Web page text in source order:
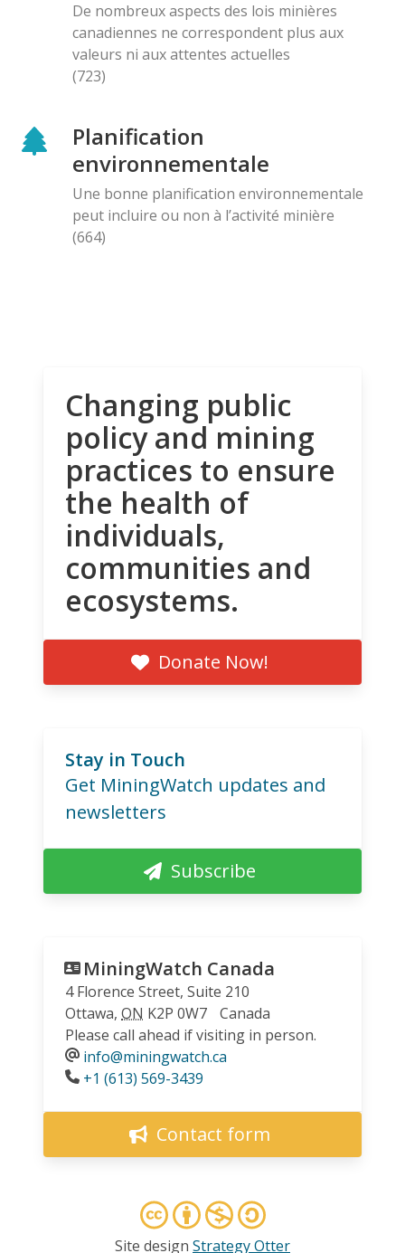
De nombreux aspects des lois minières
canadiennes ne correspondent plus aux
valeurs ni aux attentes actuelles
(723)
Planification
environnementale
Une bonne planification environnementale
peut incluire ou non à l’activité minière
(664)
Changing public
policy and mining
practices to ensure
the health of
individuals,
communities and
ecosystems.
Donate Now!
Stay in Touch
Get MiningWatch updates and
newsletters
Subscribe
MiningWatch Canada
4 Florence Street, Suite 210
Ottawa, ON K2P 0W7
Canada
Please call ahead if visiting in person.
info@miningwatch.ca
Phone
+1 (613) 569-3439
Contact form
Site design Strategy Otter